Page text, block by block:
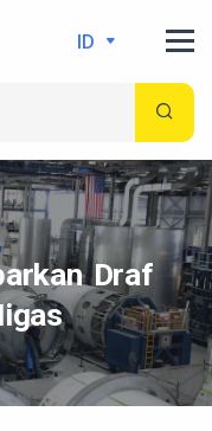
ID
Draf